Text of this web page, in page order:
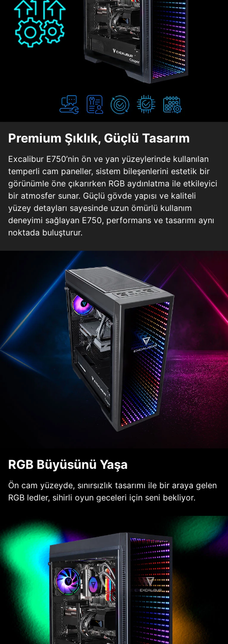
Premium Şıklık, Güçlü Tasarım
Excalibur E750’nin ön ve yan yüzeylerinde kullanılan
temperli cam paneller, sistem bileşenlerini estetik bir
görünümle öne çıkarırken RGB aydınlatma ile etkileyici
bir atmosfer sunar. Güçlü gövde yapısı ve kaliteli
yüzey detayları sayesinde uzun ömürlü kullanım
deneyimi sağlayan E750, performans ve tasarımı aynı
noktada buluşturur.
RGB Büyüsünü Yaşa
Ön cam yüzeyde, sınırsızlık tasarımı ile bir araya gelen
RGB ledler, sihirli oyun geceleri için seni bekliyor.